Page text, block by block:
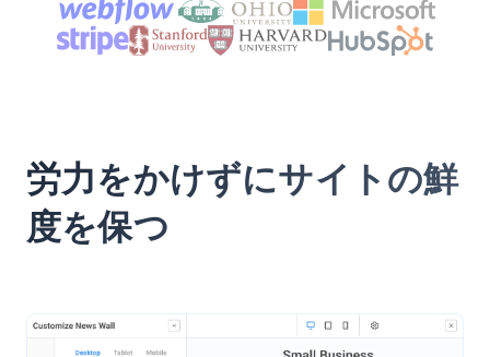
労力をかけずにサイトの鮮
度を保つ